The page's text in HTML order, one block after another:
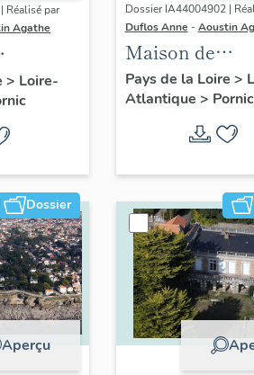
Réalisé par
Agathe
villa
> Loire-
Dossier IA44004902 |
Duflos Anne -Aoustin
Maison de
villégiature
balnéaire dite
Wisy, 31
Pays de la Loire >
Atlantique > Pornic
Dossier
Aperçu